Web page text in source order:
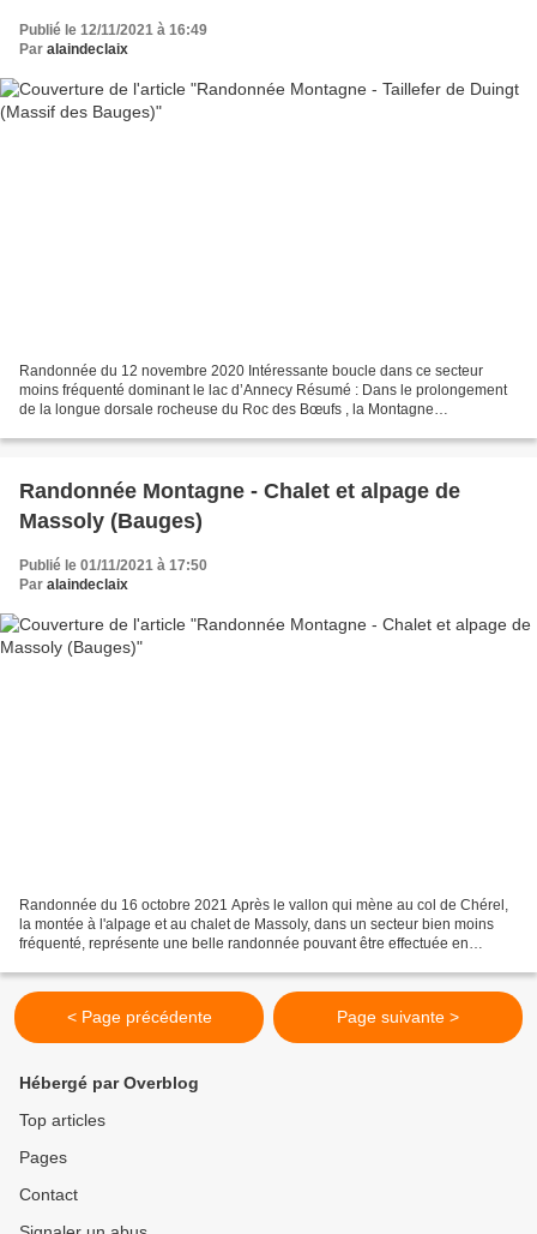
Publié le 12/11/2021 à 16:49
Par alaindeclaix
Randonnée du 12 novembre 2020 Intéressante boucle dans ce secteur
moins fréquenté dominant le lac d’Annecy Résumé : Dans le prolongement
de la longue dorsale rocheuse du Roc des Bœufs , la Montagne
Randonnée Montagne - Chalet et alpage de
Massoly (Bauges)
Publié le 01/11/2021 à 17:50
Par alaindeclaix
Randonnée du 16 octobre 2021 Après le vallon qui mène au col de Chérel,
la montée à l'alpage et au chalet de Massoly, dans un secteur bien moins
fréquenté, représente une belle randonnée pouvant être effectuée en
< Page précédente Page suivante >
Hébergé par Overblog
Top articles
Pages
Contact